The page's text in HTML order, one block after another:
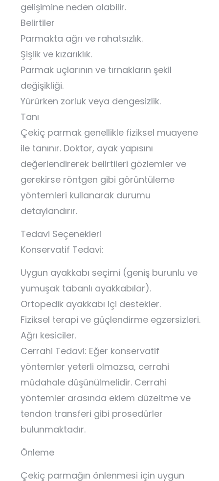
gelişimine neden olabilir.
Belirtiler
Parmakta ağrı ve rahatsızlık.
Şişlik ve kızarıklık.
Parmak uçlarının ve tırnakların şekil
değişikliği.
Yürürken zorluk veya dengesizlik.
Tanı
Çekiç parmak genellikle fiziksel muayene
ile tanınır. Doktor, ayak yapısını
değerlendirerek belirtileri gözlemler ve
gerekirse röntgen gibi görüntüleme
yöntemleri kullanarak durumu
detaylandırır.
Tedavi Seçenekleri
Konservatif Tedavi:
Uygun ayakkabı seçimi (geniş burunlu ve
yumuşak tabanlı ayakkabılar).
Ortopedik ayakkabı içi destekler.
Fiziksel terapi ve güçlendirme egzersizleri.
Ağrı kesiciler.
Cerrahi Tedavi: Eğer konservatif
yöntemler yeterli olmazsa, cerrahi
müdahale düşünülmelidir. Cerrahi
yöntemler arasında eklem düzeltme ve
tendon transferi gibi prosedürler
bulunmaktadır.
Önleme
Çekiç parmağın önlenmesi için uygun